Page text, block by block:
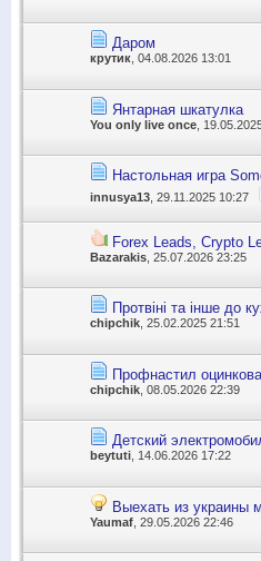
Даром
крутик, 04.08.2026 13:01
Янтарная шкатулка
You only live once ,
Настольная игра
innusya13 , 29.11.2025 10:27
Forex Leads, Crypto
Bazarakis , 25.07.2026 23:25
Протвіні та інше до
chipchik , 25.02.2025 21:51
Профнастил
chipchik , 08.05.2026 22:39
Детский
beytuti , 14.06.2026 17:22
Выехать из украины
Yaumaf , 29.05.2026 22:46